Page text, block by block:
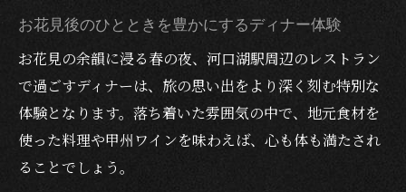
お花見後のひとときを豊かにするディナー体験
お花見の余韻に浸る春の夜、河口湖駅周辺のレストラン
で過ごすディナーは、旅の思い出をより深く刻む特別な
体験となります。落ち着いた雰囲気の中で、地元食材を
使った料理や甲州ワインを味わえば、心も体も満たされ
ることでしょう。